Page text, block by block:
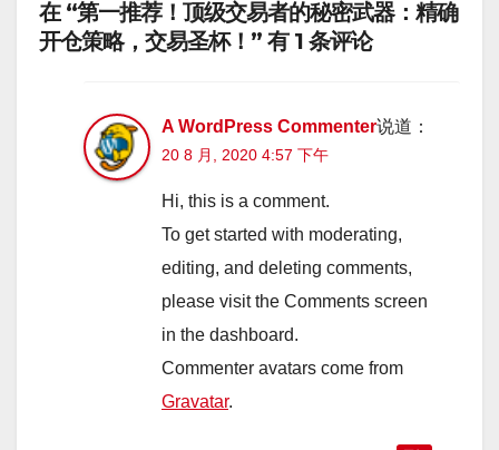
在 “第一推荐！顶级交易者的秘密武器：精确
开仓策略，交易圣杯！” 有 1 条评论
A WordPress Commenter说道：
20 8 月, 2020 4:57 下午
Hi, this is a comment.
To get started with moderating,
editing, and deleting comments,
please visit the Comments screen
in the dashboard.
Commenter avatars come from
Gravatar.